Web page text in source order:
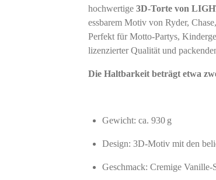
hochwertige 3D‑Torte von
essbarem Motiv von Ryder,
Perfekt für Motto-Partys,
lizenzierter Qualität und
Die Haltbarkeit beträgt etwa
Gewicht: ca. 930 g
Design: 3D-Motiv mit den
Geschmack: Cremige